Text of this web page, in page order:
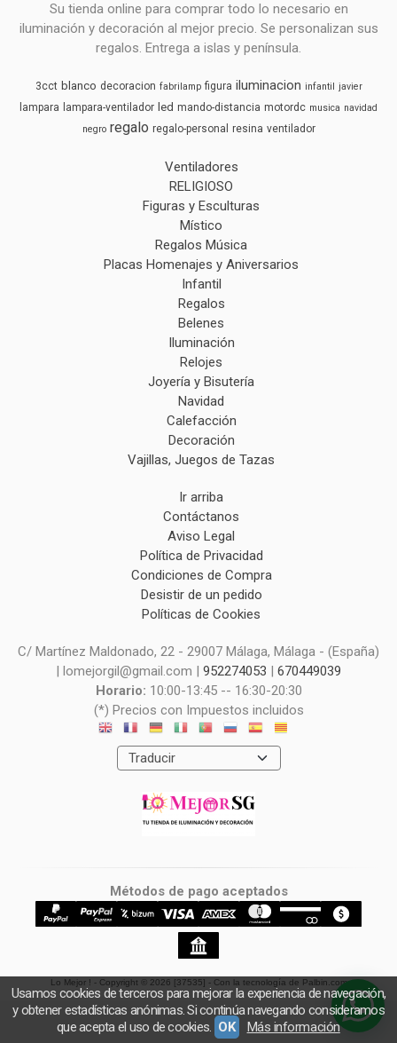
Su tienda online para comprar todo lo necesario en
iluminación y decoración al mejor precio. Se personalizan sus
regalos. Entrega a islas y península.
3cct blanco decoracion fabrilamp figura iluminacion infantil javier
lampara lampara-ventilador led mando-distancia motordc musica navidad
negro regalo regalo-personal resina ventilador
Ventiladores
RELIGIOSO
Figuras y Esculturas
Místico
Regalos Música
Placas Homenajes y Aniversarios
Infantil
Regalos
Belenes
Iluminación
Relojes
Joyería y Bisutería
Navidad
Calefacción
Decoración
Vajillas, Juegos de Tazas
Ir arriba
Contáctanos
Aviso Legal
Política de Privacidad
Condiciones de Compra
Desistir de un pedido
Políticas de Cookies
C/ Martínez Maldonado, 22 - 29007 Málaga, Málaga - (España)
| lomejorgil@gmail.com | 952274053
670449039
Horario: 10:00-13:45 -- 16:30-20:30
(*) Precios con Impuestos incluidos
Métodos de pago aceptados
Lo Mejor ! - Copyright © 2026 [37535] - Con la tecnología de Palbin.com
Usamos cookies de terceros para mejorar la experiencia de navegación,
y obtener estadísticas anónimas. Si continúa navegando consideramos
que acepta el uso de cookies. OK Más información